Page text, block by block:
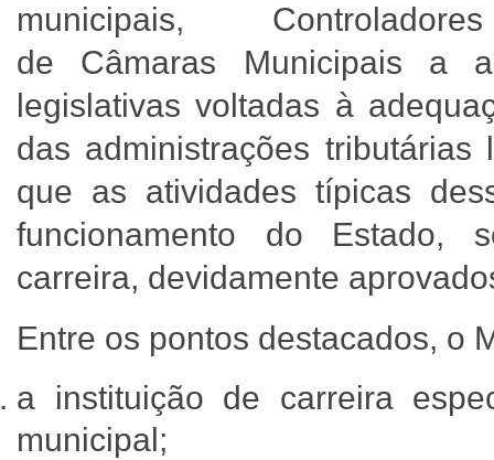
municipais,
de Câmaras Municipais a
legislativas voltadas à
das administrações
que as atividades típicas
funcionamento do Estado,
carreira, devidamente
Entre os pontos destacados, o
a instituição de carreira
municipal;